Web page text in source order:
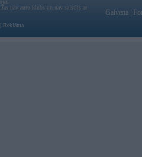
nav auto klubs un nav saistīts ar
Reklāma
Galvena